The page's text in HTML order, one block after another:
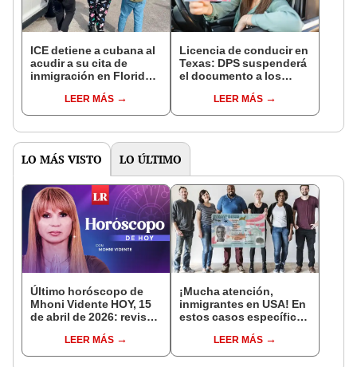
ICE detiene a cubana al
acudir a su cita de
inmigración en Florida:
temor en quienes
esperan su turno
LEER MÁS
Licencia de conducir en
Texas: DPS suspenderá
el documento a los
cumplan con este
requisito clave en 2025
LEER MÁS
LO MÁS VISTO LO ÚLTIMO
Último horóscopo de
Mhoni Vidente HOY, 15
de abril de 2026: revisa
signo y entérate si te
espera un día
LEER MÁS
¡Mucha atención,
inmigrantes en USA! En
estos casos específicos
revocadaLEER MÁS